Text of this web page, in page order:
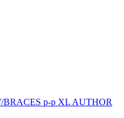
BRACES р-р XL AUTHOR